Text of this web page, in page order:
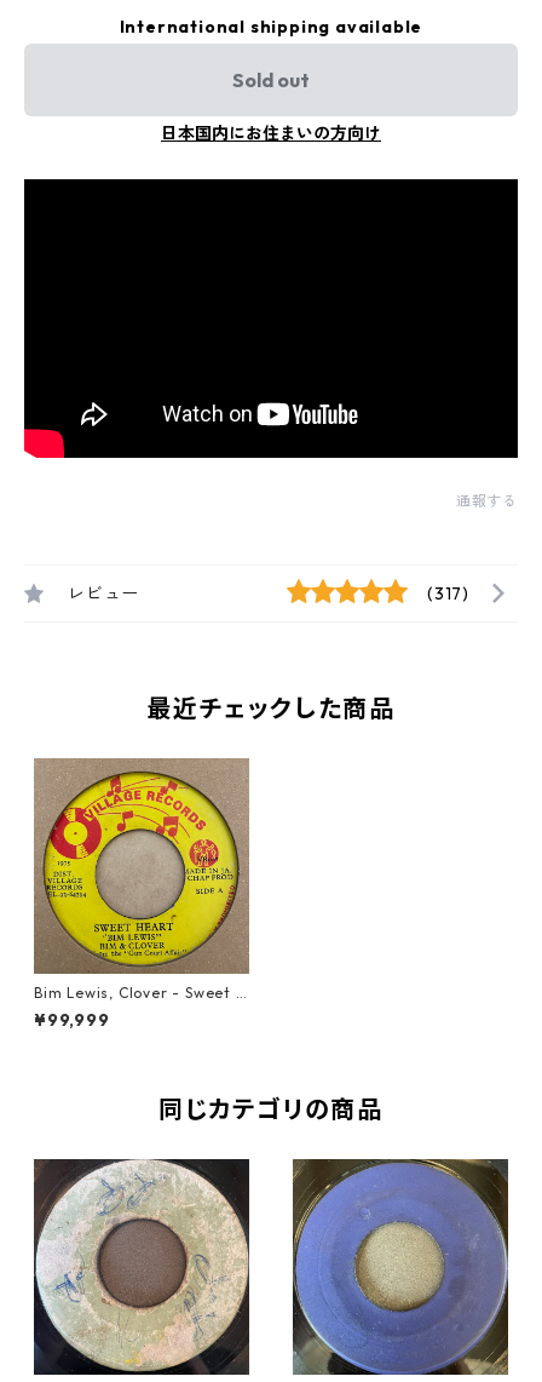
International shipping available
Sold out
日本国内にお住まいの方向け
通報する
レビュー (317)
最近チェックした商品
Bim Lewis, Clover - Sweet H
eart【7-21413】
¥99,999
同じカテゴリの商品